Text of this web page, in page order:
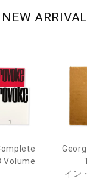
NEW
Volume
イン